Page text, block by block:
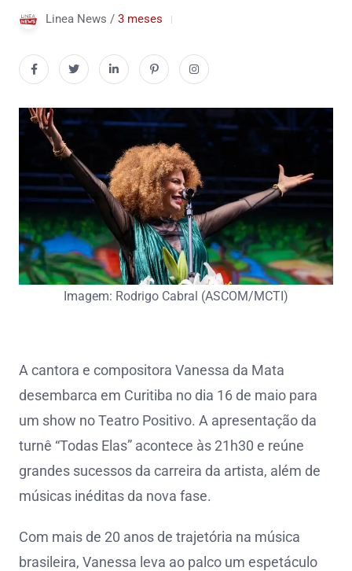
Linea News / 3 meses
Imagem: Rodrigo Cabral (ASCOM/MCTI)
A cantora e compositora Vanessa da Mata
desembarca em Curitiba no dia 16 de maio para
um show no Teatro Positivo. A apresentação da
turnê “Todas Elas” acontece às 21h30 e reúne
grandes sucessos da carreira da artista, além de
músicas inéditas da nova fase.
Com mais de 20 anos de trajetória na música
brasileira, Vanessa leva ao palco um espetáculo